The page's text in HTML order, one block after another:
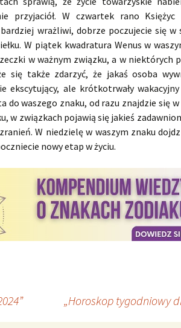
przyjaciół. W czwartek rano Księżyc
wrażliwi, dobrze poczujecie się w
W piątek kwadratura Wenus w
w ważnym związku, a w niektórych
się także zdarzyć, że jakaś osoba
ekscytujący, ale krótkotrwały
do waszego znaku, od razu znajdzie się
w związkach pojawią się jakieś
W niedzielę w waszym znaku
nowy etap w życiu.
„Horoskop tygodniowy